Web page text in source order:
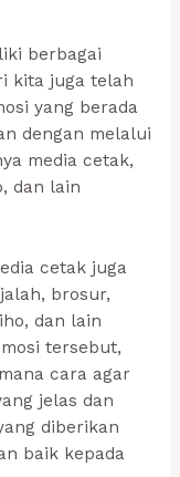
berbagai
kita juga telah
yang berada
dengan melalui
media cetak,
dan lain
cetak juga
brosur,
dan lain
tersebut,
cara agar
jelas dan
diberikan
baik kepada